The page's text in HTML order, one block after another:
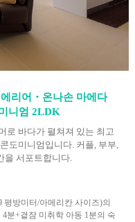
리어・온나손 마에다
니엄 2LDK
로 바다가 펼쳐져 있는 최고
도미니엄입니다. 커플, 부부,
을 서포트합니다.
평방미터/아메리칸 사이즈)의
분+곁잠 미취학 아동 1분의 숙